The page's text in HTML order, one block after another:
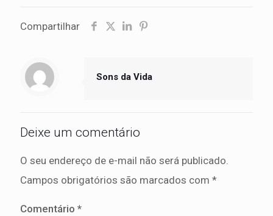
Compartilhar
Sons da Vida
Deixe um comentário
O seu endereço de e-mail não será publicado.
Campos obrigatórios são marcados com *
Comentário *